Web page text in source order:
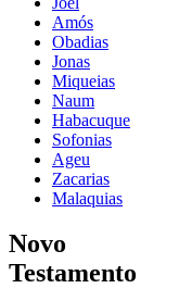
Amós
Obadias
Jonas
Miqueias
Naum
Habacuque
Sofonias
Ageu
Zacarias
Malaquias
Novo
Testamento